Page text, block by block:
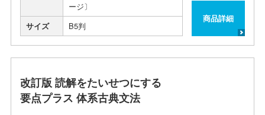
ージ〕
サイズ
B5判
商品詳細
改訂版 読解をたいせつにする
要点プラス 体系古典文法